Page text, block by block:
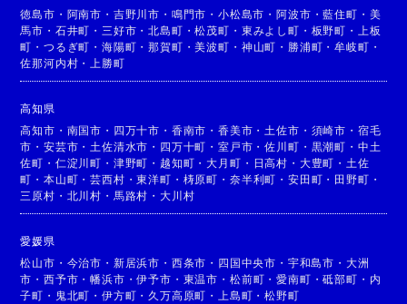
徳島市 ・ 阿南市 ・ 吉野川市 ・ 鳴門市 ・小松島市 ・阿波市 ・藍住町 ・ 美
馬市 ・ 石井町 ・ 三好市 ・北島町 ・松茂町 ・ 東みよし町 ・ 板野町 ・
上板
町 ・つるぎ町 ・海陽町 ・那賀町 ・美波町 ・ 神山町 ・ 勝浦町 ・牟岐町 ・
佐那河内村 ・ 上勝町
高知県
高知市 ・ 南国市 ・ 四万十市 ・ 香南市 ・香美市 ・ 土佐市 ・ 須崎市 ・ 宿毛
市 ・安芸市 ・ 土佐清水市 ・ 四万十町 ・室戸市 ・佐川町 ・ 黒潮町 ・ 中土
佐町 ・ 仁淀川町 ・ 津野町 ・ 越知町 ・大月町 ・ 日高村 ・ 大豊町 ・ 土佐
町 ・本山町 ・芸西村 ・東洋町 ・ 梼原町 ・ 奈半利町 ・ 安田町 ・ 田野町 ・
三原村 ・ 北川村 ・ 馬路村 ・大川村
愛媛県
松山市 ・ 今治市 ・ 新居浜市 ・ 西条市 ・ 四国中央市 ・ 宇和島市 ・ 大洲
市 ・西予市 ・幡浜市 ・伊予市 ・ 東温市 ・ 松前町 ・愛南町 ・砥部町 ・ 内
子町 ・ 鬼北町 ・伊方町 ・ 久万高原町 ・ 上島町 ・松野町